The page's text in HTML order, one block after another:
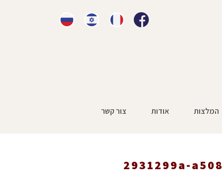
המלצות אודות צור קשר
2931299a-